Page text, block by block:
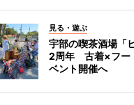
見る・遊ぶ
宇部の喫茶酒場「
2周年 古着×フー
ベント開催へ